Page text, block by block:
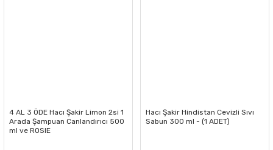
4 AL 3 ÖDE Hacı Şakir Limon 2si 1
Arada Şampuan Canlandırıcı 500
ml ve ROSIE
Hacı Şakir Hindistan Cevizli Sıvı
Sabun 300 ml - (1 ADET)